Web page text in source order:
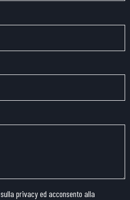
sulla privacy ed acconsento alla